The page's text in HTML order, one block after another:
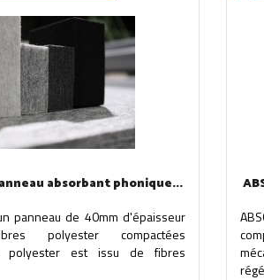
absorbant phonique...
panneau de 40mm d'épaisseur
polyester compactées
polyester est issu de fibres